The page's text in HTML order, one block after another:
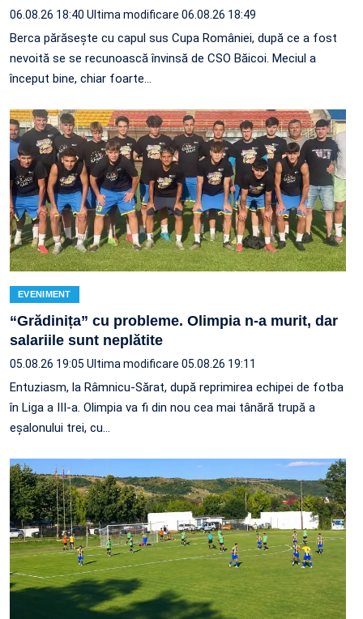
06.08.26 18:40 Ultima modificare 06.08.26 18:49
Berca părăsește cu capul sus Cupa României, după ce a fost
nevoită se se recunoască învinsă de CSO Băicoi. Meciul a
început bine, chiar foarte…
EVENIMENT
“Grădinița” cu probleme. Olimpia n-a murit, dar
salariile sunt neplătite
05.08.26 19:05 Ultima modificare 05.08.26 19:11
Entuziasm, la Râmnicu-Sărat, după reprimirea echipei de fotba
în Liga a III-a. Olimpia va fi din nou cea mai tânără trupă a
eșalonului trei, cu…